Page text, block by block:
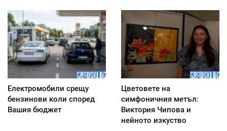
Електромобили срещу
бензинови коли според
Вашия бюджет
Цветовете на
симфоничния метъл:
Виктория Чипова и
нейното изкуство